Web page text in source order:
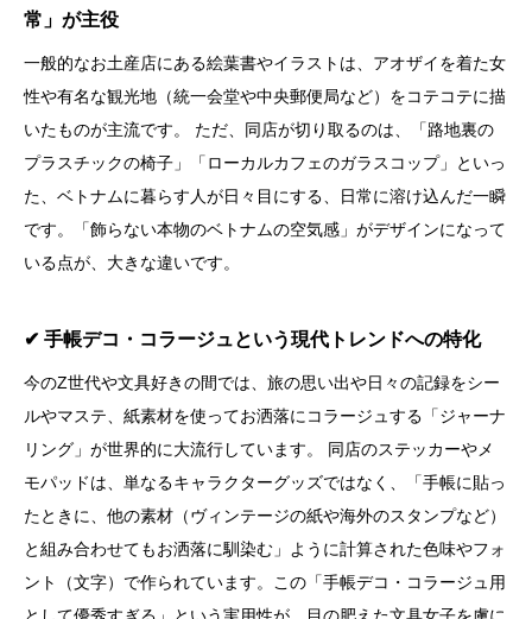
常」が主役
一般的なお土産店にある絵葉書やイラストは、アオザイを着た女
性や有名な観光地（統一会堂や中央郵便局など）をコテコテに描
いたものが主流です。 ただ、同店が切り取るのは、「路地裏の
プラスチックの椅子」「ローカルカフェのガラスコップ」といっ
た、ベトナムに暮らす人が日々目にする、日常に溶け込んだ一瞬
です。「飾らない本物のベトナムの空気感」がデザインになって
いる点が、大きな違いです。
✔︎ 手帳デコ・コラージュという現代トレンドへの特化
今のZ世代や文具好きの間では、旅の思い出や日々の記録をシー
ルやマステ、紙素材を使ってお洒落にコラージュする「ジャーナ
リング」が世界的に大流行しています。 同店のステッカーやメ
モパッドは、単なるキャラクターグッズではなく、「手帳に貼っ
たときに、他の素材（ヴィンテージの紙や海外のスタンプなど）
と組み合わせてもお洒落に馴染む」ように計算された色味やフォ
ント（文字）で作られています。この「手帳デコ・コラージュ用